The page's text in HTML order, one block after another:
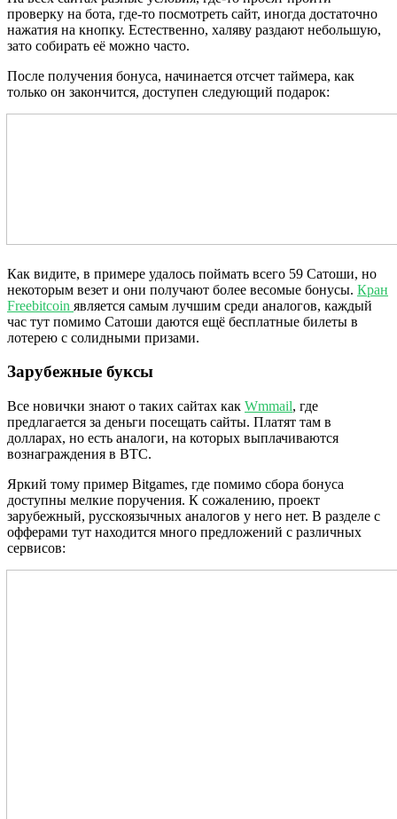
проверку на бота, где-то посмотреть сайт, иногда достаточно
нажатия на кнопку. Естественно, халяву раздают небольшую,
зато собирать её можно часто.
После получения бонуса, начинается отсчет таймера, как
только он закончится, доступен следующий подарок:
Как видите, в примере удалось поймать всего 59 Сатоши, но
некоторым везет и они получают более весомые бонусы. Кран
Freebitcoin является самым лучшим среди аналогов, каждый
час тут помимо Сатоши даются ещё бесплатные билеты в
лотерею с солидными призами.
Зарубежные буксы
Все новички знают о таких сайтах как Wmmail, где
предлагается за деньги посещать сайты. Платят там в
долларах, но есть аналоги, на которых выплачиваются
вознаграждения в BTC.
Яркий тому пример Bitgames, где помимо сбора бонуса
доступны мелкие поручения. К сожалению, проект
зарубежный, русскоязычных аналогов у него нет. В разделе с
офферами тут находится много предложений с различных
сервисов: